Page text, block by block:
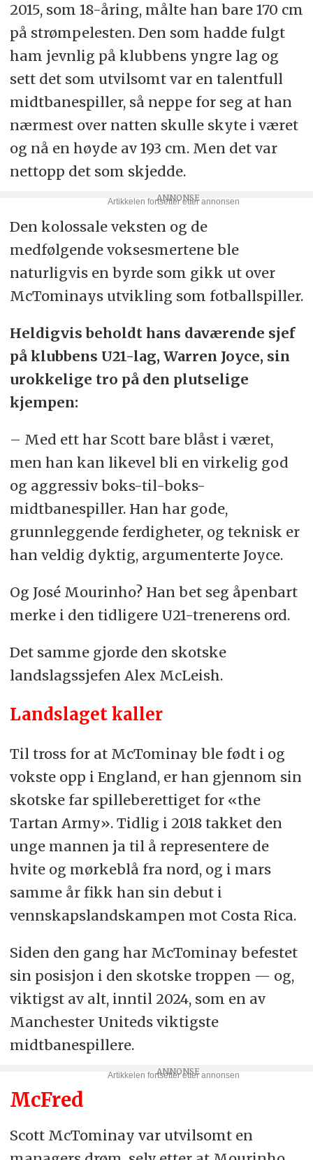
2015, som 18-åring, målte han bare 170 cm
på strømpelesten. Den som hadde fulgt
ham jevnlig på klubbens yngre lag og
sett det som utvilsomt var en talentfull
midtbanespiller, så neppe for seg at han
nærmest over natten skulle skyte i været
og nå en høyde av 193 cm. Men det var
nettopp det som skjedde.
Den kolossale veksten og de
medfølgende voksesmertene ble
naturligvis en byrde som gikk ut over
McTominays utvikling som fotballspiller.
Heldigvis beholdt hans daværende sjef
på klubbens U21-lag, Warren Joyce, sin
urokkelige tro på den plutselige
kjempen:
– Med ett har Scott bare blåst i været,
men han kan likevel bli en virkelig god
og aggressiv boks-til-boks-
midtbanespiller. Han har gode,
grunnleggende ferdigheter, og teknisk er
han veldig dyktig, argumenterte Joyce.
Og José Mourinho? Han bet seg åpenbart
merke i den tidligere U21-trenerens ord.
Det samme gjorde den skotske
landslagssjefen Alex McLeish.
Landslaget kaller
Til tross for at McTominay ble født i og
vokste opp i England, er han gjennom sin
skotske far spilleberettiget for «the
Tartan Army». Tidlig i 2018 takket den
unge mannen ja til å representere de
hvite og mørkeblå fra nord, og i mars
samme år fikk han sin debut i
vennskapslandskampen mot Costa Rica.
Siden den gang har McTominay befestet
sin posisjon i den skotske troppen — og,
viktigst av alt, inntil 2024, som en av
Manchester Uniteds viktigste
midtbanespillere.
McFred
Scott McTominay var utvilsomt en